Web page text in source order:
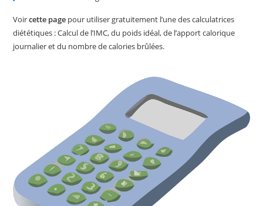
Voircette page pour utiliser gratuitement l’une des calculatrices
diététiques : Calcul de l’IMC, du poids idéal, de l’apport calorique
journalier et du nombre de calories brûlées.